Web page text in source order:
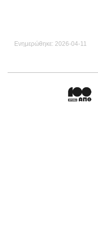
Ενημερώθηκε: 2026-04-11